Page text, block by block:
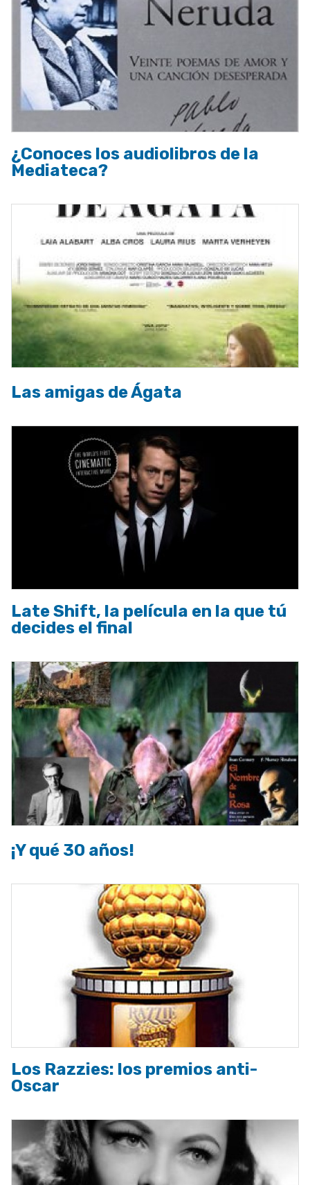
¿Conoces los audiolibros de la
Mediateca?
Las amigas de Ágata
Late Shift, la película en la que tú
decides el final
¡Y qué 30 años!
Los Razzies: los premios anti-
Oscar